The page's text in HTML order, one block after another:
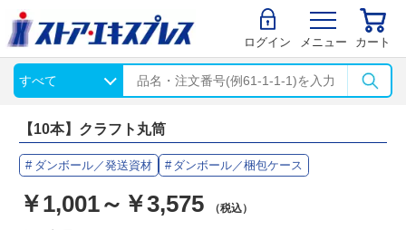
ログイン メニュー カート
【10本】クラフト丸筒
ダンボール／発送資材 ダンボール／梱包ケース
￥1,001～￥3,575 （税込）